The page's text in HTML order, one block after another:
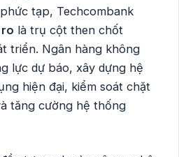
tạp, Techcombank
là trụ cột then chốt
triển. Ngân hàng không
lực dự báo, xây dựng hệ
hiện đại, kiểm soát chặt
tăng cường hệ thống